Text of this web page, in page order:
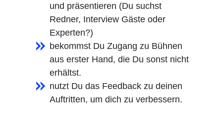
und präsentieren (Du suchst
Redner, Interview Gäste oder
Experten?)
bekommst Du Zugang zu Bühnen
aus erster Hand, die Du sonst nicht
erhältst.
nutzt Du das Feedback zu deinen
Auftritten, um dich zu verbessern.